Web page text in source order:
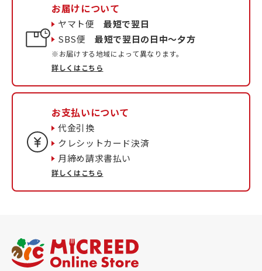
お届けについて
ヤマト便最短で翌日
SBS便最短で翌日の日中〜夕方
※お届けする地域によって異なります。
詳しくはこちら
お支払いについて
代金引換
クレシットカード決済
月締め請求書払い
詳しくはこちら